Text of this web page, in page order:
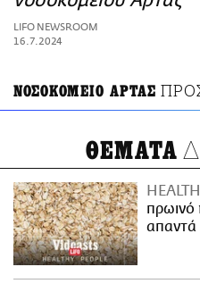
ΑΜΠΑ
PRINT
LIFO NEWSROOM
16.7.2024
ΝΟΣΟΚΟΜΕΙΟ ΑΡΤΑΣ
ΘΕΜΑΤΑ
πρωινό
απαντά